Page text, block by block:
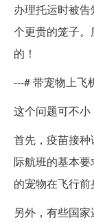
办理托运时被
个更贵的笼子
的！
---# 带宠物上飞
这个问题可不小
首先，疫苗接
际航班的基本
的宠物在飞行前
另外，有些国